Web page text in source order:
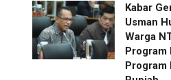
Kabar
Usman
Warga
Program
Program